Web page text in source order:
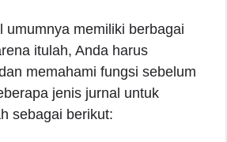
umumnya memiliki berbagai
itulah, Anda harus
memahami fungsi sebelum
jenis jurnal untuk
sebagai berikut: